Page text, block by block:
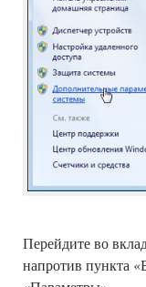
Перейдите во
напротив пункта